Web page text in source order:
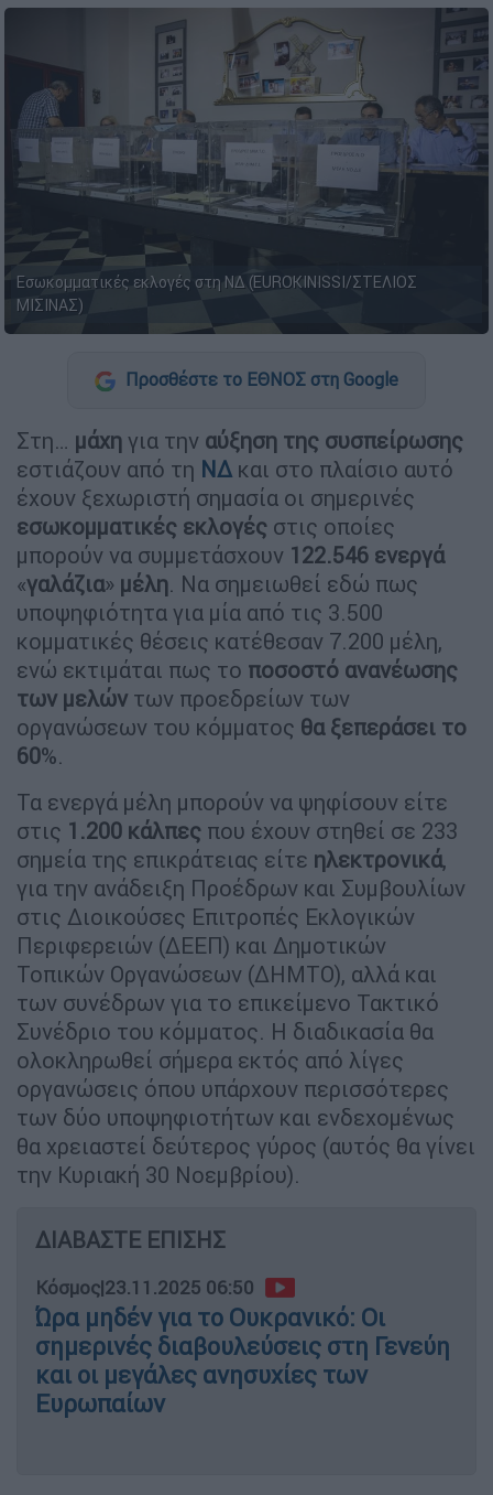
Εσωκομματικές εκλογές στη ΝΔ (EUROKINISSI/ΣΤΕΛΙΟΣ
ΜΙΣΙΝΑΣ)
Προσθέστε το ΕΘΝΟΣ στη Google
Στη… μάχη για την αύξηση της συσπείρωσης
εστιάζουν από τη ΝΔ και στο πλαίσιο αυτό
έχουν ξεχωριστή σημασία οι σημερινές
εσωκομματικές εκλογές στις οποίες
μπορούν να συμμετάσχουν 122.546 ενεργά
«γαλάζια» μέλη. Να σημειωθεί εδώ πως
υποψηφιότητα για μία από τις 3.500
κομματικές θέσεις κατέθεσαν 7.200 μέλη,
ενώ εκτιμάται πως το ποσοστό ανανέωσης
των μελών των προεδρείων των
οργανώσεων του κόμματος θα ξεπεράσει το
60%.
Τα ενεργά μέλη μπορούν να ψηφίσουν είτε
στις 1.200 κάλπες που έχουν στηθεί σε 233
σημεία της επικράτειας είτε ηλεκτρονικά,
για την ανάδειξη Προέδρων και Συμβουλίων
στις Διοικούσες Επιτροπές Εκλογικών
Περιφερειών (ΔΕΕΠ) και Δημοτικών
Τοπικών Οργανώσεων (ΔΗΜΤΟ), αλλά και
των συνέδρων για το επικείμενο Τακτικό
Συνέδριο του κόμματος. Η διαδικασία θα
ολοκληρωθεί σήμερα εκτός από λίγες
οργανώσεις όπου υπάρχουν περισσότερες
των δύο υποψηφιοτήτων και ενδεχομένως
θα χρειαστεί δεύτερος γύρος (αυτός θα γίνει
την Κυριακή 30 Νοεμβρίου).
ΔΙΑΒΑΣΤΕ ΕΠΙΣΗΣ
Κόσμος|23.11.2025 06:50
Ώρα μηδέν για το Ουκρανικό: Οι
σημερινές διαβουλεύσεις στη Γενεύη
και οι μεγάλες ανησυχίες των
Ευρωπαίων